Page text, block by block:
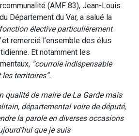
(AMF 83), Jean-Louis
Département du Var, a salué la
fonction élective particulièrement
et remercié l’ensemble des élus
Et notamment les
“courroie indispensable
territoires”.
qualité de maire de La Garde mais
départemental voire de député,
la parole en diverses occasions
que je suis